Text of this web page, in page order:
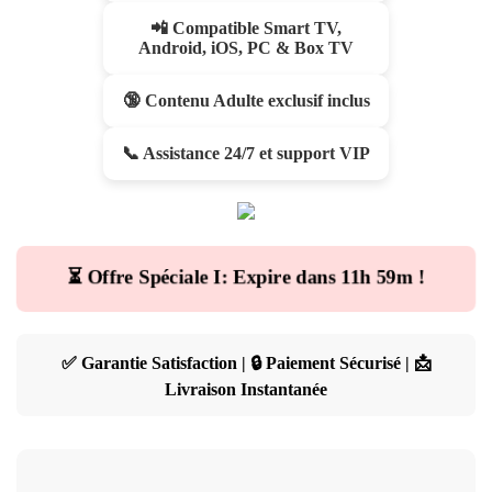
📲 Compatible Smart TV,
Android, iOS, PC & Box TV
🔞 Contenu Adulte exclusif inclus
📞 Assistance 24/7 et support VIP
⏳ Offre Spéciale I: Expire dans11h 59m !
✅ Garantie Satisfaction | 🔒 Paiement Sécurisé | 📩
Livraison Instantanée